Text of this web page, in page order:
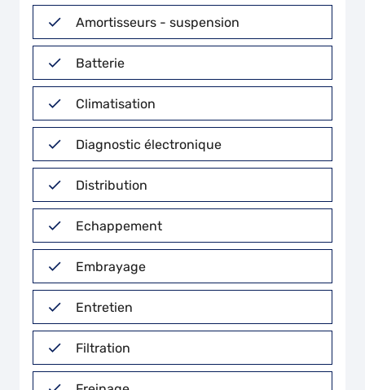
Amortisseurs - suspension
Batterie
Climatisation
Diagnostic électronique
Distribution
Echappement
Embrayage
Entretien
Filtration